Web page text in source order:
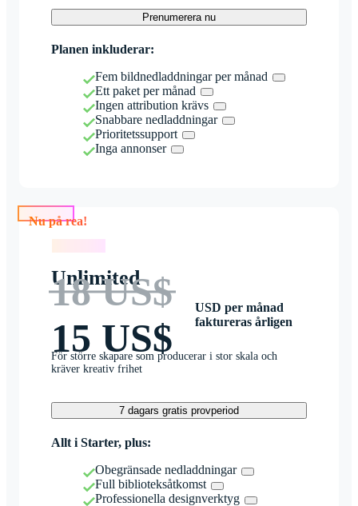
Prenumerera nu
Planen inkluderar:
Fem bildnedladdningar per månad
Ett paket per månad
Ingen attribution krävs
Snabbare nedladdningar
Prioritetssupport
Inga annonser
Nu på rea!
Unlimited
18 US$
15 US$
USD per månad
faktureras årligen
För större skapare som producerar i stor skala och
kräver kreativ frihet
7 dagars gratis provperiod
Allt i Starter, plus:
Obegränsade nedladdningar
Full biblioteksåtkomst
Professionella designverktyg